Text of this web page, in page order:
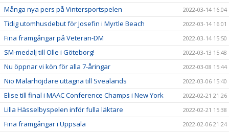
Många nya pers på Vintersportspelen 2022-03-14 16:04
Tidig utomhusdebut för Josefin i Myrtle Beach 2022-03-14 16:01
Fina framgångar på Veteran-DM 2022-03-14 15:50
SM-medalj till Olle i Göteborg! 2022-03-13 15:48
Nu öppnar vi kön för alla 7-åringar 2022-03-08 15:44
Nio Mälarhöjdare uttagna till Svealands 2022-03-06 15:40
Elise till final i MAAC Conference Champs i New York 2022-02-21 21:26
Lilla Hässelbyspelen inför fulla läktare 2022-02-21 15:38
Fina framgångar i Uppsala 2022-02-06 21:24